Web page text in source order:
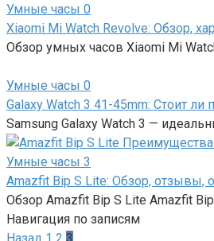
Умные часы 0
Xiaomi Mi Watch Revolve: Обзор,
Обзор умных часов Xiaomi Mi
Умные часы 0
Galaxy Watch 3 41-45mm: Стоит ли
Samsung Galaxy Watch 3 —
Умные часы 3
Amazfit Bip S Lite: Обзор, отзывы,
Обзор Amazfit Bip S Lite Amazfit
Навигация по записям